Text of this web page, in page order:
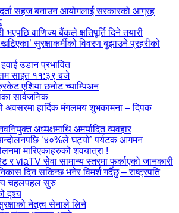
दर्ता सहज बनाउन आयोगलाई सरकारको आग्रह
वाणिज्य बैंकले क्षतिपूर्ति दिने तयारी
सुरक्षाकर्मीको विवरण बुझाउने प्रहरीको
उडान प्रभावित
साइत ११:३९ बजे
एशिया छनोट च्याम्पिअन
सार्वजनिक
हार्दिक मंगलमय शुभकामना – दिपक
अध्यक्षमाथि अमर्यादित व्यवहार
‘४०%ले घट्यो’ पर्यटक आगमन
मारिएकाहरुको शवयात्रा !
र viaTV सेवा सामान्य स्तरमा फर्काएको जानकारी
दिन सकिन्छ भनेर विमर्श गर्दैछु – राष्ट्रपति
चहलपहल सुरु
दृश्य
नेतृत्व सेनाले लिने